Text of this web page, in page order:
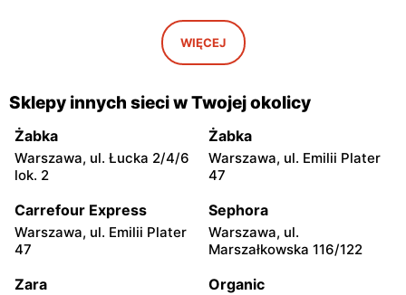
Makro Cash&Carry
Zabrze, ul. Wojciecha
Korfantego 17
Makro Cash&Carry
Opole, ul. Partyzancka 84
Makro Cash&Carry
Przejazdowo, ul. Główna 6
Makro Cash&Carry
Poznań al. Solidarności 51
Makro Cash&Carry
Rybnik, ul. Żorska 60
Makro Cash&Carry
Bielsko-Biała al. Gen.
Władysława Andersa 545
Makro Cash&Carry
Kobierzyce, ul. Tyniecka 3
Makro Cash&Carry Makro Cash&Carry
WIĘCEJ
Sklepy innych sieci w Twojej okolicy
Żabka
Warszawa, ul. Łucka 2/4/6
lok. 2
Żabka
Warszawa, ul. Emilii Plater
47
Carrefour Express
Warszawa, ul. Emilii Plater
47
Sephora
Warszawa, ul.
Marszałkowska 116/122
Zara Organic